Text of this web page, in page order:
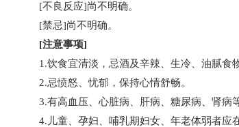
[不良反应]尚不明确。
[禁忌]尚不明确。
[注意事项]
1.饮食宜清淡，忌酒及辛辣、生冷、油腻食
2.忌愤怒、忧郁，保持心情舒畅。
3.有高血压、心脏病、肝病、糖尿病、肾病
4.儿童、孕妇、哺乳期妇女、年老体弱者应